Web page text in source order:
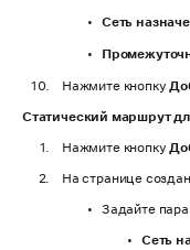
Сеть
Нажмите кнопку
Статический маршрут
Нажмите кнопку
На странице
Задайте
Сеть